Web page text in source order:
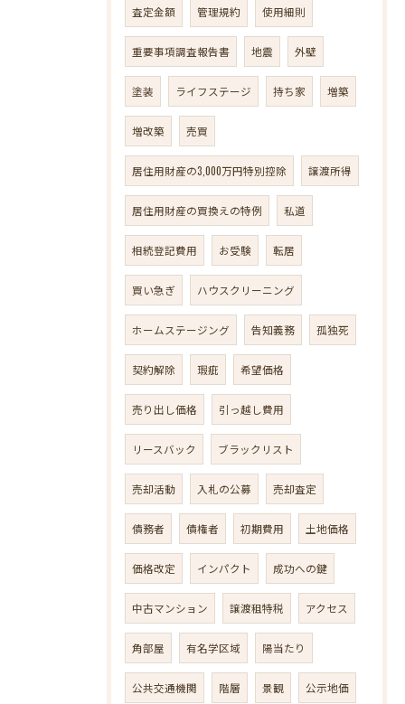
査定金額 管理規約 使用細則
重要事項調査報告書 地震 外壁
塗装 ライフステージ 持ち家 増築
増改築 売買
居住用財産の3,000万円特別控除 譲渡所得
居住用財産の買換えの特例 私道
相続登記費用 お受験 転居
買い急ぎ ハウスクリーニング
ホームステージング 告知義務 孤独死
契約解除 瑕疵 希望価格
売り出し価格 引っ越し費用
リースバック ブラックリスト
売却活動 入札の公募 売却査定
債務者 債権者 初期費用 土地価格
価格改定 インパクト 成功への鍵
中古マンション 譲渡租特税 アクセス
角部屋 有名学区域 陽当たり
公共交通機関 階層 景観 公示地価